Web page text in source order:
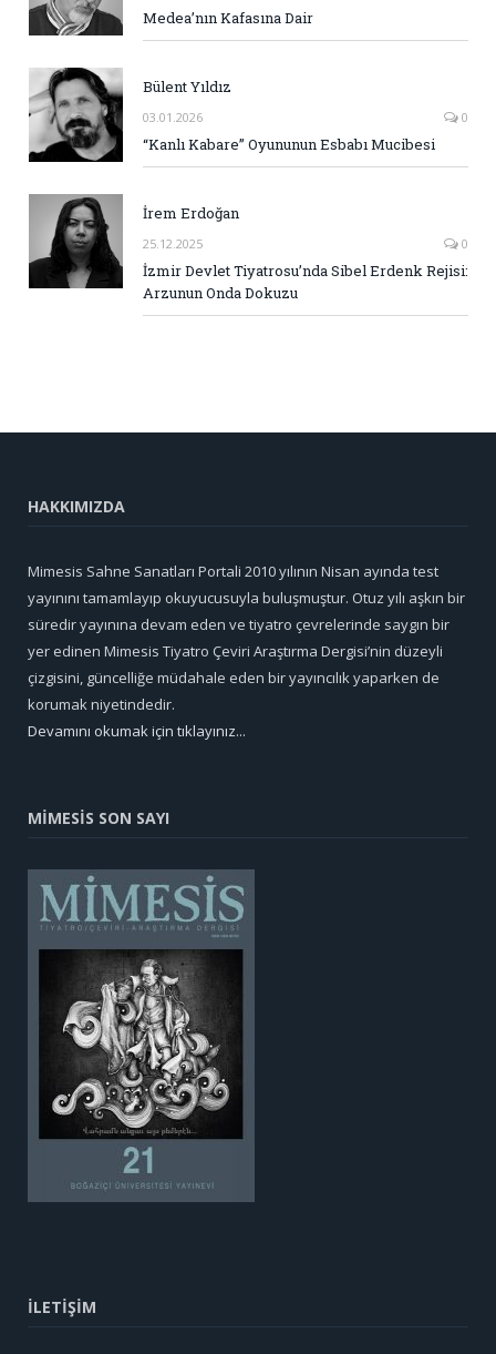
Medea’nın Kafasına Dair
Bülent Yıldız
03.01.2026 0
“Kanlı Kabare” Oyununun Esbabı Mucibesi
İrem Erdoğan
25.12.2025 0
İzmir Devlet Tiyatrosu’nda Sibel Erdenk Rejisi:
Arzunun Onda Dokuzu
HAKKIMIZDA
Mimesis Sahne Sanatları Portali 2010 yılının Nisan ayında test
yayınını tamamlayıp okuyucusuyla buluşmuştur. Otuz yılı aşkın bir
süredir yayınına devam eden ve tiyatro çevrelerinde saygın bir
yer edinen Mimesis Tiyatro Çeviri Araştırma Dergisi’nin düzeyli
çizgisini, güncelliğe müdahale eden bir yayıncılık yaparken de
korumak niyetindedir.
Devamını okumak için tıklayınız...
MİMESİS SON SAYI
İLETİŞİM